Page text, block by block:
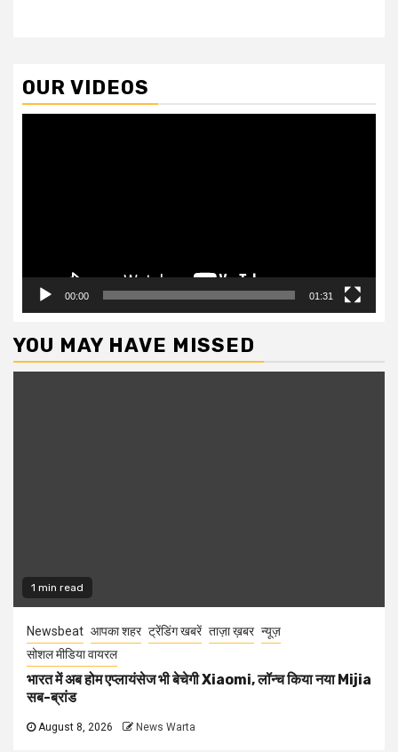
OUR VIDEOS
00:00 01:31
YOU MAY HAVE MISSED
1 min read
Newsbeat आपका शहर ट्रेंडिंग खबरें ताज़ा ख़बर न्यूज़
सोशल मीडिया वायरल
भारत में अब होम एप्लायंसेज भी बेचेगी Xiaomi, लॉन्च किया नया Mijia
सब-ब्रांड
August 8, 2026 News Warta